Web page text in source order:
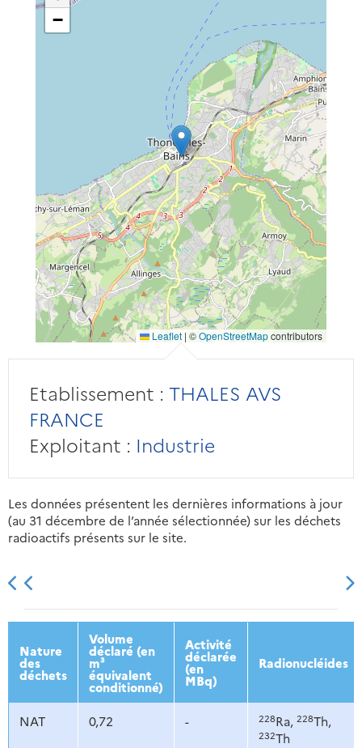
−
Leaflet | ©OpenStreetMapcontributors
Etablissement : THALES AVS
FRANCE
Exploitant : Industrie
Les données présentent les dernières informations à jour
(au 31 décembre de l’année sélectionnée) sur les déchets
radioactifs présents sur le site.
2013 2014 2015 2016
Nature
des
déchets
Volume
déclaré (en
m³
équivalent
conditionné)
Activité
déclarée
(en
MBq)
Radionucléides
NAT 0,72 - 228Ra, 228Th,
232Th